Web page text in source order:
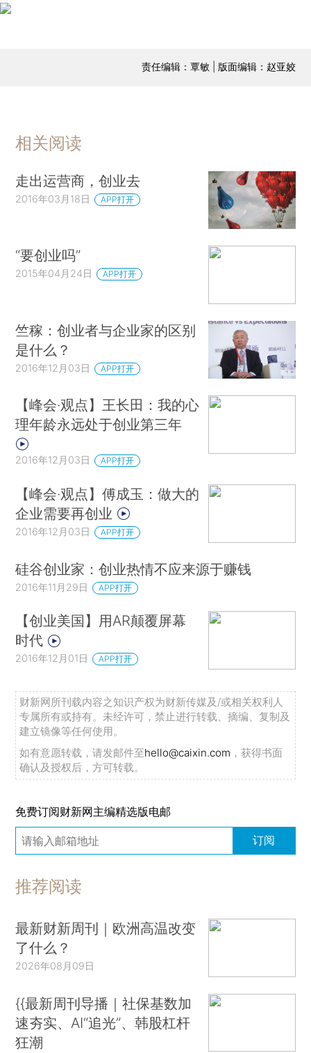
责任编辑：覃敏 | 版面编辑：赵亚姣
相关阅读
走出运营商，创业去
2016年03月18日 APP打开
“要创业吗”
2015年04月24日 APP打开
竺稼：创业者与企业家的区别
是什么？
2016年12月03日 APP打开
【峰会·观点】王长田：我的心
理年龄永远处于创业第三年
2016年12月03日 APP打开
【峰会·观点】傅成玉：做大的
企业需要再创业
2016年12月03日 APP打开
硅谷创业家：创业热情不应来源于赚钱
2016年11月29日 APP打开
【创业美国】用AR颠覆屏幕
时代
2016年12月01日 APP打开
财新网所刊载内容之知识产权为财新传媒及/或相关权利人
专属所有或持有。未经许可，禁止进行转载、摘编、复制及
建立镜像等任何使用。
如有意愿转载，请发邮件至hello@caixin.com ，获得书面
确认及授权后，方可转载。
免费订阅财新网主编精选版电邮
订阅
推荐阅读
最新财新周刊｜欧洲高温改变
了什么？
2026年08月09日
{{最新周刊导播｜社保基数加
速夯实、AI“追光”、韩股杠杆
狂潮